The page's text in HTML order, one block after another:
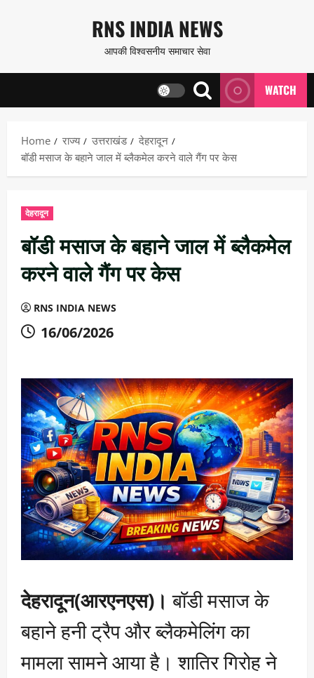
content
RNS INDIA NEWS
आपकी विश्वसनीय समाचार सेवा
WATCH
Home राज्य उत्तराखंड
देहरादून
बॉडी मसाज के बहाने जाल में ब्लैकमेल करने वाले गैंग पर केस
देहरादून
बॉडी मसाज के बहाने जाल में ब्लैकमेल
करने वाले गैंग पर केस
RNS INDIA NEWS
16/06/2026
देहरादून(आरएनएस)।बॉडी मसाज के
बहाने हनी ट्रैप और ब्लैकमेलिंग का
मामला सामने आया है। शातिर गिरोह ने